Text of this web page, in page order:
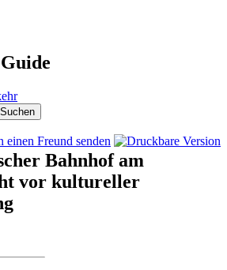
Bahnhof am
vor kultureller